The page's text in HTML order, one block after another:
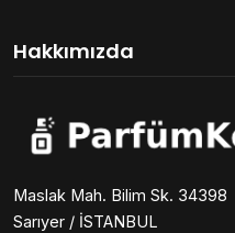
Hakkımızda
Maslak Mah. Bilim Sk. 34398
Sarıyer / İSTANBUL